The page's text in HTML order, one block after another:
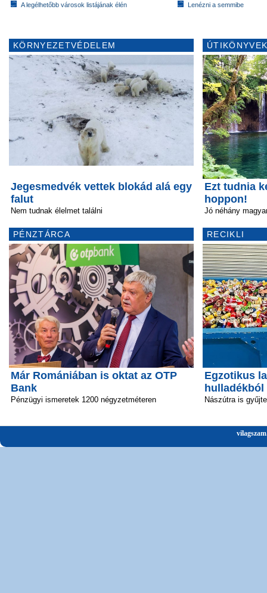
A legélhetőbb városok listájának élén
Lenézni a semmibe
KÖRNYEZETVÉDELEM
Jegesmedvék vettek blokád alá egy
falut
Nem tudnak élelmet találni
PÉNZTÁRCA
Már Romániában is oktat az OTP
Bank
Pénzügyi ismeretek 1200 négyzetméteren
Ezt tudnia
hoppon!
Jó néhány
RECIKLI
Egzotikus
hulladékból
Nászútra is